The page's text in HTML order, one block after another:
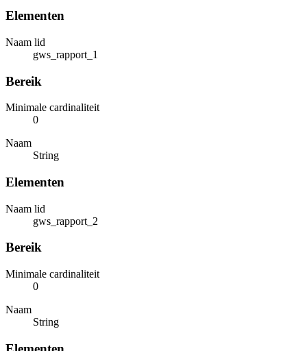
Elementen
Naam lid
gws_rapport_1
Bereik
Minimale cardinaliteit
0
Naam
String
Elementen
Naam lid
gws_rapport_2
Bereik
Minimale cardinaliteit
0
Naam
String